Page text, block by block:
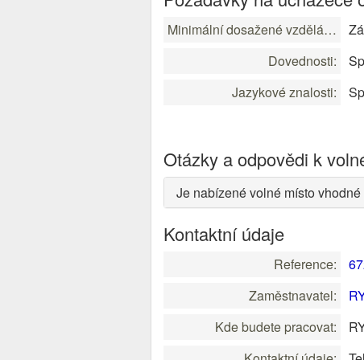
Minimální dosažené vzdělání:
Dovednosti:
Jazykové znalosti:
Otázky a odpovědi k
Je nabízené volné místo
Kontaktní údaje
Reference:
Zaměstnavatel:
Kde budete pracovat: